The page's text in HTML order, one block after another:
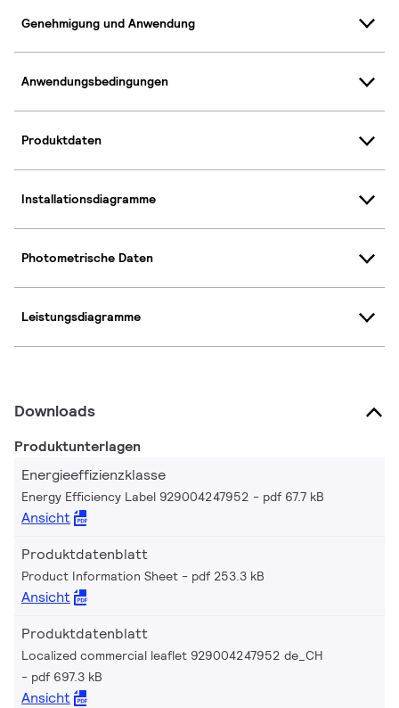
Genehmigung und Anwendung
Anwendungsbedingungen
Produktdaten
Installationsdiagramme
Photometrische Daten
Leistungsdiagramme
Downloads
Produktunterlagen
Energieeffizienzklasse
Energy Efficiency Label 929004247952 pdf 67.7 kB
Ansicht
Produktdatenblatt
Product Information Sheet pdf 253.3 kB
Ansicht
Produktdatenblatt
Localized commercial leaflet 929004247952 de_CH
pdf 697.3 kB
Ansicht